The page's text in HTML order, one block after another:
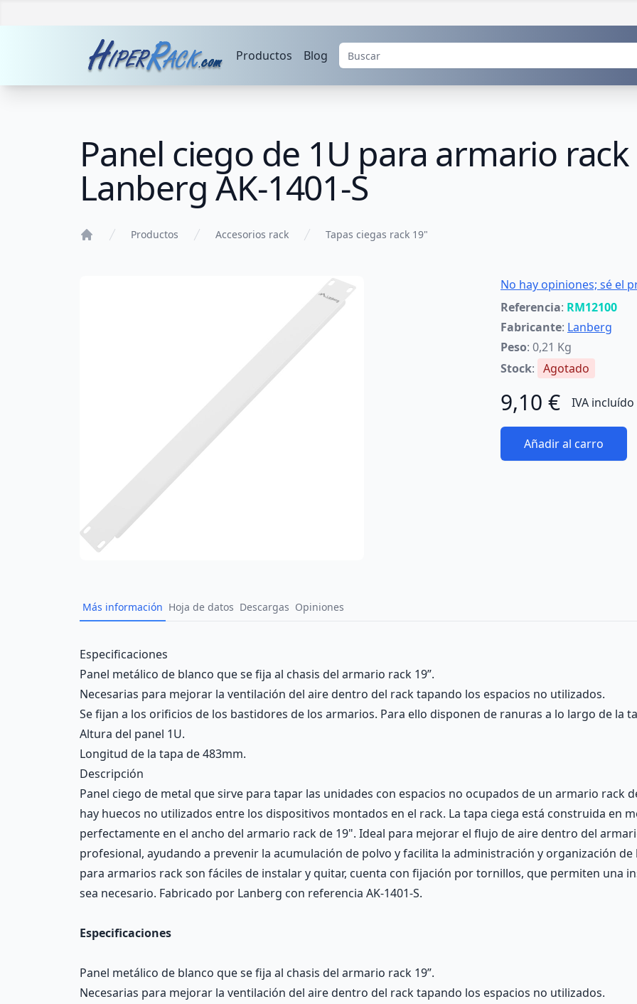
Productos Blog
Panel ciego de 1U para armario
Lanberg AK-1401-S
Productos Accesorios rack Tapas ciegas rack 19"
No hay opiniones; sé el
Referencia: RM12100
Fabricante: Lanberg
Peso: 0,21 Kg
Stock: Agotado
9,10 € IVA incluído
Añadir al carro
Más información Hoja de datos Descargas Opiniones
Description
Especificaciones
Panel metálico de blanco que se fija al chasis del armario rack 19”.
Necesarias para mejorar la ventilación del aire dentro del rack tapando los espacios no utilizados.
Se fijan a los orificios de los bastidores de los armarios. Para ello disponen de ranuras a lo largo de la
Altura del panel 1U.
Longitud de la tapa de 483mm.
Descripción
Panel ciego de metal que sirve para tapar las unidades con espacios no ocupados de un armario rack
hay huecos no utilizados entre los dispositivos montados en el rack. La tapa ciega está construida en
perfectamente en el ancho del armario rack de 19". Ideal para mejorar el flujo de aire dentro del
profesional, ayudando a prevenir la acumulación de polvo y facilita la administración y organización
para armarios rack son fáciles de instalar y quitar, cuenta con fijación por tornillos, que permiten una
sea necesario. Fabricado por Lanberg con referencia AK-1401-S.
Especificaciones
Panel metálico de blanco que se fija al chasis del armario rack 19”.
Necesarias para mejorar la ventilación del aire dentro del rack tapando los espacios no utilizados.